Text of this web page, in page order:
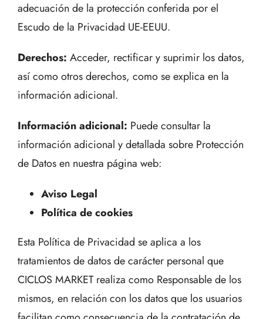
adecuación de la protección conferida por el
Escudo de la Privacidad UE-EEUU.
Derechos: Acceder, rectificar y suprimir los datos,
así como otros derechos, como se explica en la
información adicional.
Información adicional: Puede consultar la
información adicional y detallada sobre Protección
de Datos en nuestra página web:
Aviso Legal
Política de cookies
Esta Política de Privacidad se aplica a los
tratamientos de datos de carácter personal que
CICLOS MARKET realiza como Responsable de los
mismos, en relación con los datos que los usuarios